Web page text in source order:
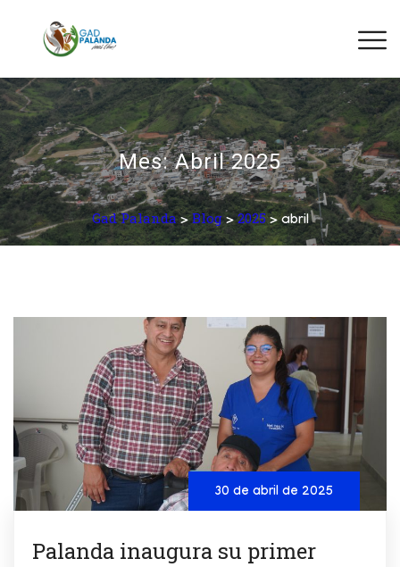
Mes:Abril 2025
Gad Palanda>Blog>2025> abril
30 de abril de 2025
Palanda inaugura su primer